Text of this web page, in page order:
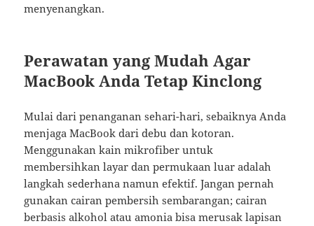
menyenangkan.
Perawatan yang Mudah Agar
MacBook Anda Tetap Kinclong
Mulai dari penanganan sehari-hari, sebaiknya Anda
menjaga MacBook dari debu dan kotoran.
Menggunakan kain mikrofiber untuk
membersihkan layar dan permukaan luar adalah
langkah sederhana namun efektif. Jangan pernah
gunakan cairan pembersih sembarangan; cairan
berbasis alkohol atau amonia bisa merusak lapisan